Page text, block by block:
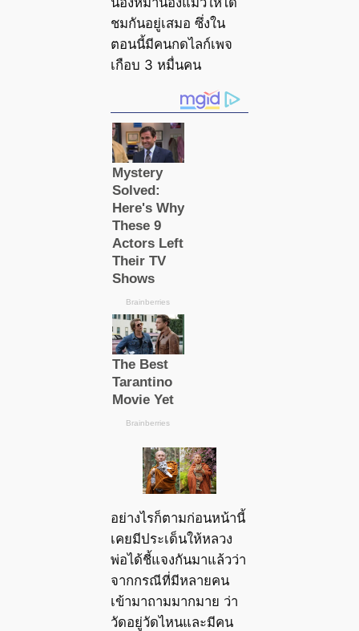
ชมกันอยู่เสมอ ซึ่งใน
ตอนนี้มีคนกดไลก์เพจ
เกือบ 3 หมื่นคน
อย่างไรก็ตามก่อนหน้านี้
เคยมีประเด็นให้หลวง
พ่อได้ชี้แจงกันมาแล้วว่า
จากกรณีที่มีหลายคน
เข้ามาถามมากมาย ว่า
วัดอยู่วัดไหนและมีคน